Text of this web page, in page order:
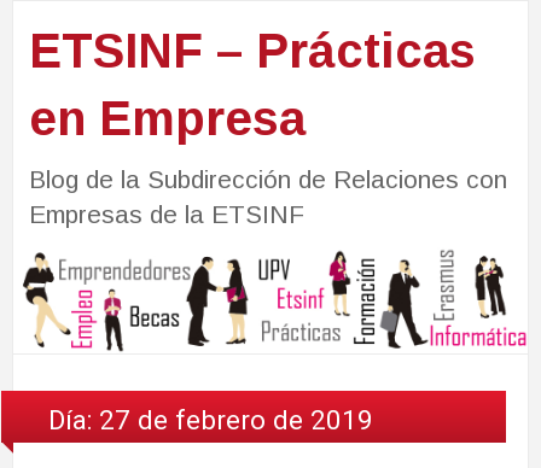
ETSINF – Prácticas
en Empresa
Blog de la Subdirección de Relaciones con
Empresas de la ETSINF
Día: 27 de febrero de 2019